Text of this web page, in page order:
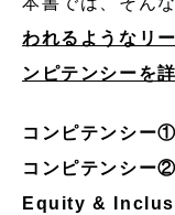
われるようなリ
ンピテンシーを
コンピテンシ
コンピテンシー
Equity &